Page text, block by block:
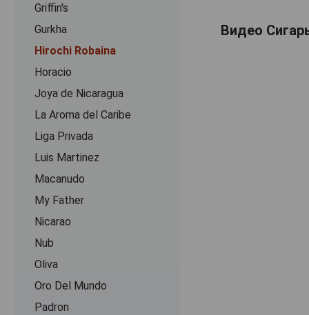
Griffin's
Gurkha
Hirochi Robaina
Horacio
Joya de Nicaragua
La Aroma del Caribe
Liga Privada
Luis Martinez
Macanudo
My Father
Nicarao
Nub
Oliva
Oro Del Mundo
Padron
Видео